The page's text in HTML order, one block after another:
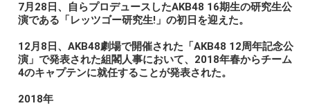
7月28日、自らプロデュースしたAKB48 16期生の研究生公
演である「レッツゴー研究生!」の初日を迎えた。
12月8日、AKB48劇場で開催された「AKB48 12周年記念公
演」で発表された組閣人事において、2018年春からチーム
4のキャプテンに就任することが発表された。
2018年